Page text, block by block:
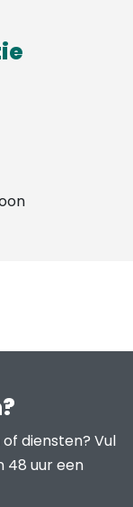
diensten? Vul
48 uur een